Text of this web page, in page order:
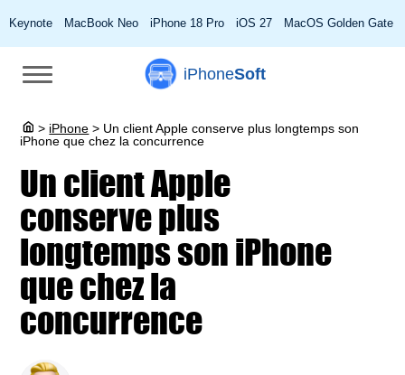
Keynote MacBook Neo iPhone 18 Pro iOS 27 MacOS Golden Gate
iPhoneSoft
> iPhone > Un client Apple conserve plus longtemps son
iPhone que chez la concurrence
Un client Apple
conserve plus
longtemps son iPhone
que chez la
concurrence